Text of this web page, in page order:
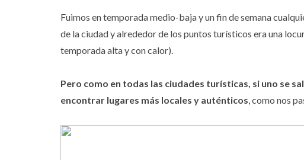
Fuimos en temporada medio-baja y un fin de semana
de la ciudad y alrededor de los puntos turísticos era una
temporada alta y con calor).
Pero como en todas las ciudades turísticas, si uno se
encontrar lugares más locales y auténticos, como nos